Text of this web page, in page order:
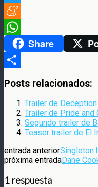
Twitter
Meneame
WhatsAppShare
Posts relacionados:
Trailer de Deception
Trailer de Pride and
Segundo trailer de
Teaser trailer de El
entrada anteriorSingleton
próxima entradaDane
1 respuesta